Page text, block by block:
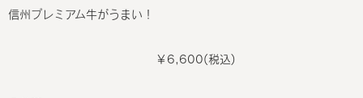
信州プレミアム牛がうまい！
￥6,600(税込)